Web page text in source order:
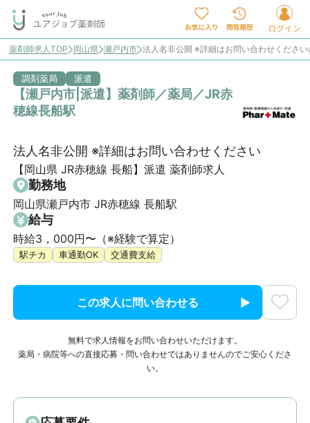
薬剤師求人TOP 岡山県 瀬戸内市 法人名非公開 ※詳細はお問い合わせくださ
調剤薬局 派遣
【瀬戸内市|派遣】薬剤師／薬局／JR赤
穂線長船駅
法人名非公開 ※詳細はお問い合わせください
【岡山県 JR赤穂線 長船】派遣 薬剤師求人
勤務地
岡山県瀬戸内市 JR赤穂線 長船駅
給与
時給3，000円〜（※経験で算定）
駅チカ 車通勤OK 交通費支給
この求人に問い合わせる
無料で求人情報をお問い合わせいただけます。
薬局・病院等への直接応募・問い合わせではありませんのでご安心くださ
い。